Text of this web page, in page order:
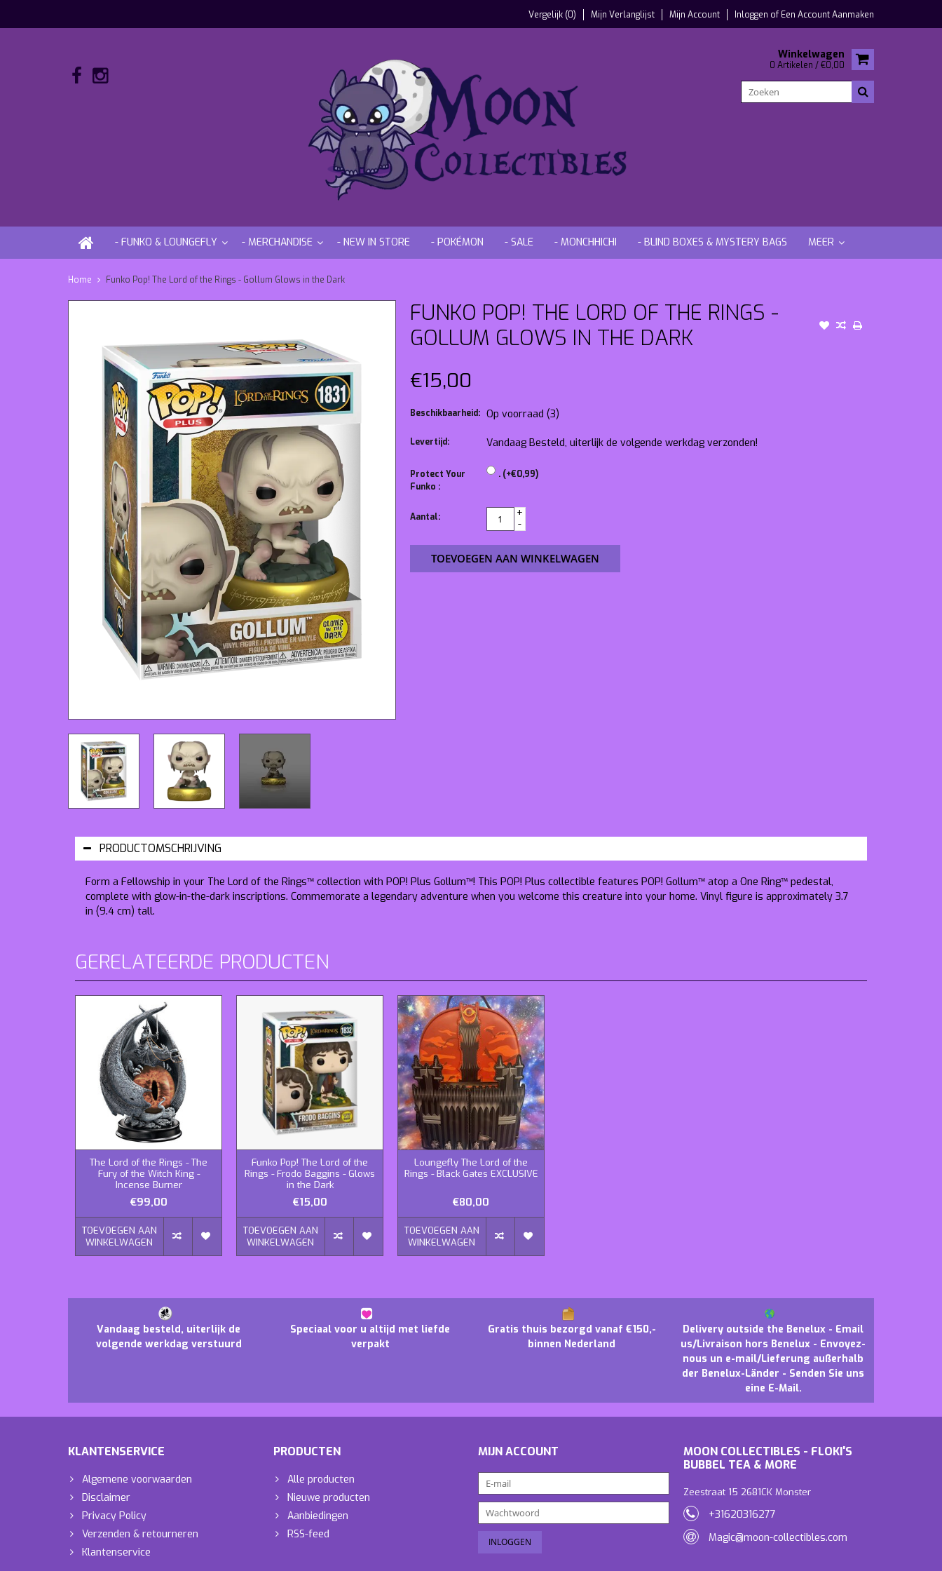
Vergelijk (0) Mijn Verlanglijst Mijn Account Inloggen ofEen Account Aanmaken
Winkelwagen
0 Artikelen / €0,00
- FUNKO & LOUNGEFLY - MERCHANDISE - NEW IN STORE - POKÉMON - SALE - MONCHHICHI - BLIND BOXES & MYSTERY BAGS MEER
Home Funko Pop! The Lord of the Rings - Gollum Glows in the Dark
FUNKO POP! THE LORD OF THE RINGS -
GOLLUM GLOWS IN THE DARK
€15,00
Beschikbaarheid: Op voorraad (3)
Levertijd: Vandaag Besteld, uiterlijk de volgende werkdag verzonden!
Protect Your
Funko :
. (+€0,99)
Aantal:
+
-
TOEVOEGEN AAN WINKELWAGEN
PRODUCTOMSCHRIJVING
Form a Fellowship in your The Lord of the Rings™ collection with POP! Plus Gollum™! This POP! Plus collectible features POP! Gollum™ atop a One Ring™ pedestal,
complete with glow-in-the-dark inscriptions. Commemorate a legendary adventure when you welcome this creature into your home. Vinyl figure is approximately 3.7
in (9.4 cm) tall.
GERELATEERDE PRODUCTEN
The Lord of the Rings - The
Fury of the Witch King -
Incense Burner
€99,00
TOEVOEGEN AAN
WINKELWAGEN
Funko Pop! The Lord of the
Rings - Frodo Baggins - Glows
in the Dark
€15,00
TOEVOEGEN AAN
WINKELWAGEN
Loungefly The Lord of the
Rings - Black Gates EXCLUSIVE
€80,00
TOEVOEGEN AAN
WINKELWAGEN
Vandaag besteld, uiterlijk de
volgende werkdag verstuurd
Speciaal voor u altijd met liefde
verpakt
Gratis thuis bezorgd vanaf €150,-
binnen Nederland
Delivery outside the Benelux - Email
us/Livraison hors Benelux - Envoyez-
nous un e-mail/Lieferung außerhalb
der Benelux-Länder - Senden Sie uns
eine E-Mail.
KLANTENSERVICE
Algemene voorwaarden
Disclaimer
Privacy Policy
Verzenden & retourneren
Klantenservice
PRODUCTEN
Alle producten
Nieuwe producten
Aanbiedingen
RSS-feed
MIJN ACCOUNT
MOON COLLECTIBLES - FLOKI'S
BUBBEL TEA & MORE
Zeestraat 15 2681CK Monster
+31620316277
Magic@moon-collectibles.com